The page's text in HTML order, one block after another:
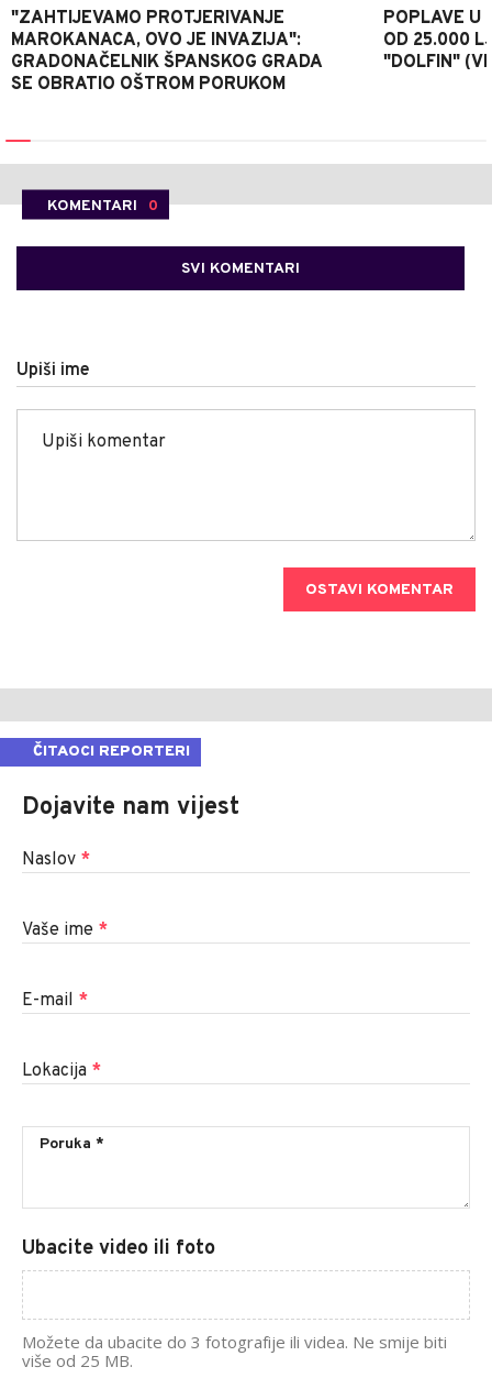
"ZAHTIJEVAMO PROTJERIVANJE
MAROKANACA, OVO JE INVAZIJA":
GRADONAČELNIK ŠPANSKOG GRADA
SE OBRATIO OŠTROM PORUKOM
POPLAVE U
OD 25.000
"DOLFIN"
KOMENTARI 0
SVI KOMENTARI
Upiši ime
OSTAVI KOMENTAR
ČITAOCI REPORTERI
Dojavite nam vijest
Naslov *
Vaše ime *
E-mail *
Lokacija *
Ubacite video ili foto
Možete da ubacite do 3 fotografije ili videa. Ne smije biti
više od 25 MB.